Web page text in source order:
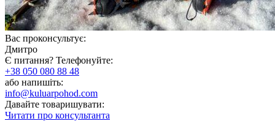
Вас проконсультує:
Дмитро
Є питання? Телефонуйте:
+38 050 080 88 48
або напишіть:
info@kuluarpohod.com
Давайте товаришувати:
Читати про консультанта